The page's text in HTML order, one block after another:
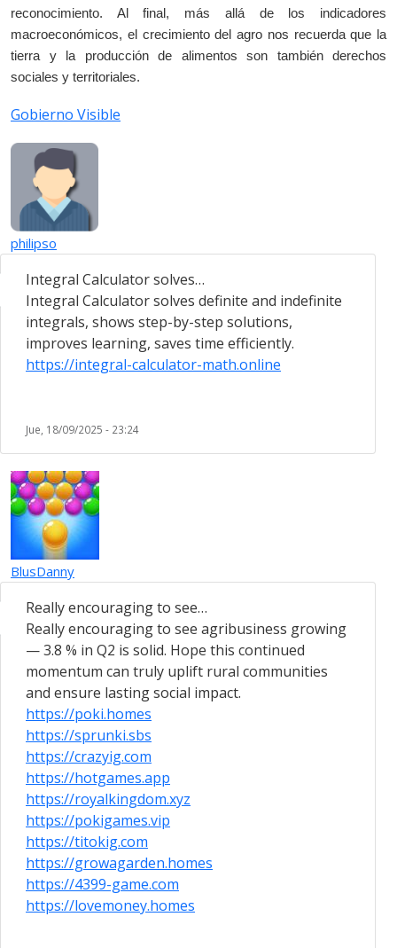
reconocimiento. Al final, más allá de los indicadores
macroeconómicos, el crecimiento del agro nos recuerda que la
tierra y la producción de alimentos son también derechos
sociales y territoriales.
Gobierno Visible
philipso
Integral Calculator solves…
Integral Calculator solves definite and indefinite
integrals, shows step-by-step solutions,
improves learning, saves time efficiently.
https://integral-calculator-math.online
Jue, 18/09/2025 - 23:24
BlusDanny
Really encouraging to see…
Really encouraging to see agribusiness growing
— 3.8 % in Q2 is solid. Hope this continued
momentum can truly uplift rural communities
and ensure lasting social impact.
https://poki.homes
https://sprunki.sbs
https://crazyig.com
https://hotgames.app
https://royalkingdom.xyz
https://pokigames.vip
https://titokig.com
https://growagarden.homes
https://4399-game.com
https://lovemoney.homes